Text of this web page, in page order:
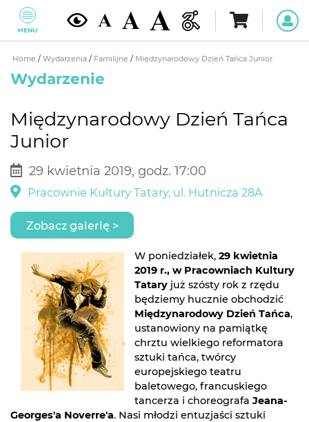
MENU
Home / Wydarzenia / Familijne / Międzynarodowy Dzień Tańca Junior
Wydarzenie
Międzynarodowy Dzień Tańca
Junior
29 kwietnia 2019, godz. 17:00
Pracownie Kultury Tatary, ul. Hutnicza 28A
Zobacz galerię >
W poniedziałek, 29 kwietnia
2019 r., w Pracowniach Kultury
Tatary już szósty rok z rzędu
będziemy hucznie obchodzić
Międzynarodowy Dzień Tańca,
ustanowiony na pamiątkę
chrztu wielkiego reformatora
sztuki tańca, twórcy
europejskiego teatru
baletowego, francuskiego
tancerza i choreografa Jeana-
Georges'a Noverre'a. Nasi młodzi entuzjaści sztuki